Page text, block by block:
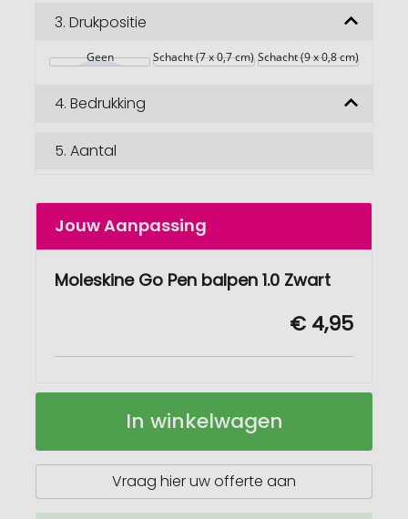
3. Drukpositie
Geen Schacht (7 x 0,7 cm) Schacht (9 x 0,8 cm)
4. Bedrukking
5. Aantal
Jouw Aanpassing
Moleskine Go Pen balpen 1.0 Zwart
€ 4,95
balpen
In winkelwagen
Vraag hier uw offerte aan